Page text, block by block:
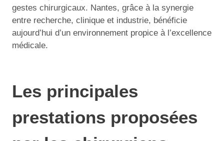
gestes chirurgicaux. Nantes, grâce à la synergie
entre recherche, clinique et industrie, bénéficie
aujourd’hui d’un environnement propice à l’excellence
médicale.
Les principales
prestations proposées